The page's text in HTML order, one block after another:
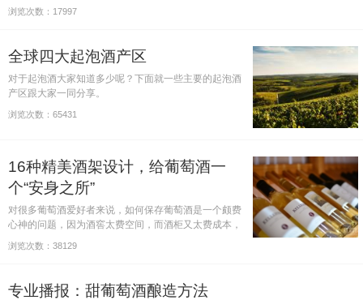
浏览次数：17997
全球四大起泡酒产区
对于起泡酒大家知道多少呢？下面就一些主要的起泡酒
产区跟大家一同分享。
浏览次数：65431
16种精美酒架设计，给葡萄酒一
个“安身之所”
对很多葡萄酒爱好者来说，如何保存葡萄酒是一个颇费
心神的问题，因为酒窖太费空间，而酒柜又太费成本，
的酒窖或者酒柜里，为了节约成本，只要购买一个酒
浏览次数：38129
专业播报：甜葡萄酒酿造方法